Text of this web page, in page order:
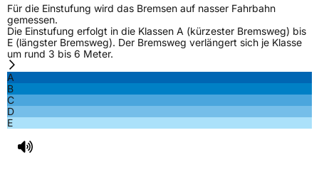
EffizienzC
Nasshaftung C
Fahrzeugklasse
Für die Einstufung wird das Bremsen auf nasser Fahrbahn
gemessen.
Die Einstufung erfolgt in die Klassen A (kürzester Bremsweg) bis
E (längster Bremsweg). Der Bremsweg verlängert sich je Klasse
um rund 3 bis 6 Meter.
A
B
C
D
E